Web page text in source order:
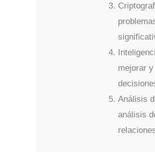
mejorar
Análisis
análisis